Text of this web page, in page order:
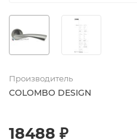
Производитель
COLOMBO DESIGN
18488 ₽